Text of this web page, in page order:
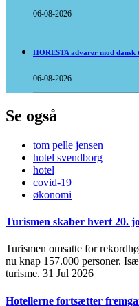
06-08-2026
HORESTA advarer mod dansk
06-08-2026
Se også
tom pelle jensen
hotel svendborg
hotel
covid-19
økonomi
Turismen skaber hvert 20.
Turismen omsatte for
nu knap 157.000 personer.
turisme. 31 Jul 2026
Hotellerne fortsætter